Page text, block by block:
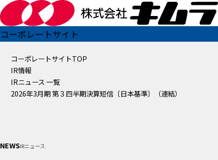
コーポレートサイト
コーポレートサイトTOP
IR情報
IRニュース 一覧
2026年3月期 第３四半期決算短信〔日本基準〕（連結）
NEWSIRニュース